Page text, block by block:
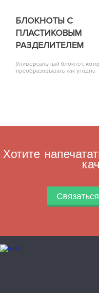
БЛОКНОТЫ С
ПЛАСТИКОВЫМ
РАЗДЕЛИТЕЛЕМ
Универсальный блокнот,
преобразовывать как угодно
Хотите